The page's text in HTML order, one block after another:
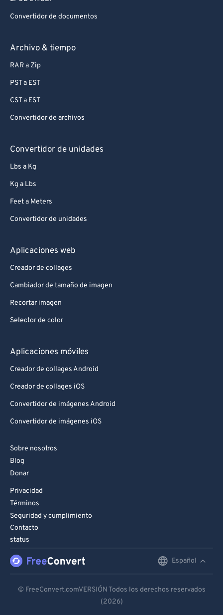
Convertidor de documentos
Archivo & tiempo
RAR a Zip
PST a EST
CST a EST
Convertidor de archivos
Convertidor de unidades
Lbs a Kg
Kg a Lbs
Feet a Meters
Convertidor de unidades
Aplicaciones web
Creador de collages
Cambiador de tamaño de imagen
Recortar imagen
Selector de color
Aplicaciones móviles
Creador de collages Android
Creador de collages iOS
Convertidor de imágenes Android
Convertidor de imágenes iOS
Sobre nosotros
Blog
Donar
Privacidad
Términos
Seguridad y cumplimiento
Contacto
status
Español
Español
© FreeConvert.comVERSIÓN Todos los derechos reservados
(2026)